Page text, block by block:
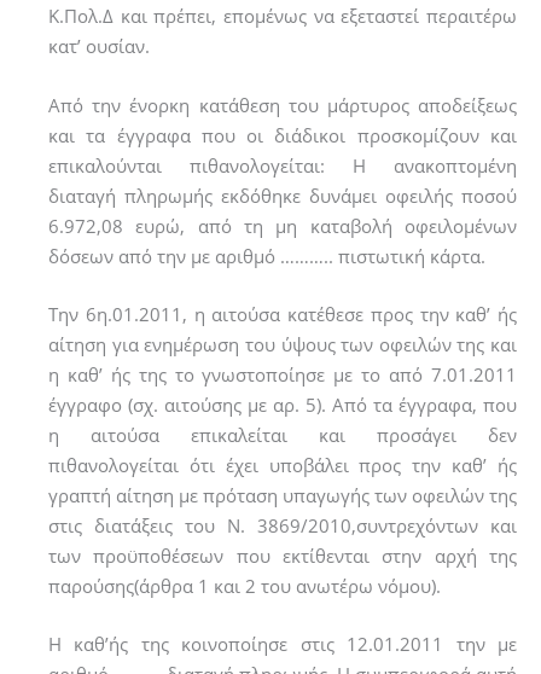
Κ.Πολ.Δ και πρέπει, εποµένως να εξεταστεί περαιτέρω
κατ’ ουσίαν.
Από την ένορκη κατάθεση του µάρτυρος αποδείξεως
και τα έγγραφα που οι διάδικοι προσκοµίζουν και
επικαλούνται πιθανολογείται: Η ανακοπτοµένη
διαταγή πληρωµής εκδόθηκε δυνάµει οφειλής ποσού
6.972,08 ευρώ, από τη µη καταβολή οφειλοµένων
δόσεων από την µε αριθµό ……….. πιστωτική κάρτα.
Την 6η.01.2011, η αιτούσα κατέθεσε προς την καθ’ ής
αίτηση για ενημέρωση του ύψους των οφειλών της και
η καθ’ ής της το γνωστοποίησε με το από 7.01.2011
έγγραφο (σχ. αιτούσης με αρ. 5). Από τα έγγραφα, που
η αιτούσα επικαλείται και προσάγει δεν
πιθανολογείται ότι έχει υποβάλει προς την καθ’ ής
γραπτή αίτηση με πρόταση υπαγωγής των οφειλών της
στις διατάξεις του Ν. 3869/2010,συντρεχόντων και
των προϋποθέσεων που εκτίθενται στην αρχή της
παρούσης(άρθρα 1 και 2 του ανωτέρω νόµου).
Η καθ’ής της κοινοποίησε στις 12.01.2011 την µε